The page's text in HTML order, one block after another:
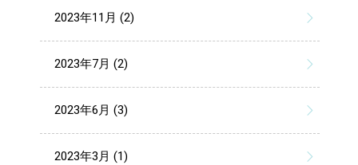
2023年11月 (2)
2023年7月 (2)
2023年6月 (3)
2023年3月 (1)